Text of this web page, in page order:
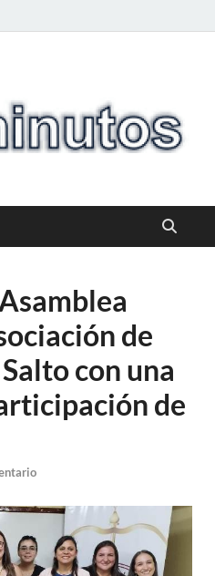
de
con una
de